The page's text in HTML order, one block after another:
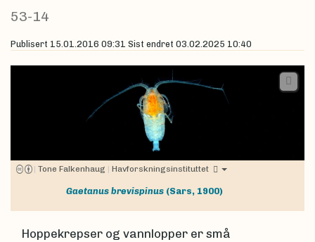
53-14
Publisert 15.01.2016 09:31 Sist endret 03.02.2025 10:40
| Tone Falkenhaug | Havforskningsinstituttet
Gaetanus brevispinus (Sars, 1900)
Hoppekrepser og vannlopper er små